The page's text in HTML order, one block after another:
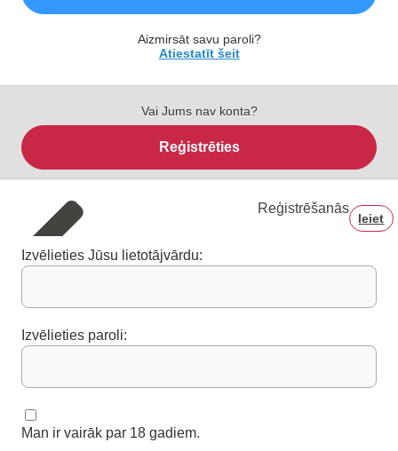
Aizmirsāt savu paroli?
Atiestatīt šeit
Vai Jums nav konta?
Reģistrēties
Reģistrēšanās
Ieiet
Izvēlieties Jūsu lietotājvārdu:
Izvēlieties paroli:
Man ir vairāk par 18 gadiem.